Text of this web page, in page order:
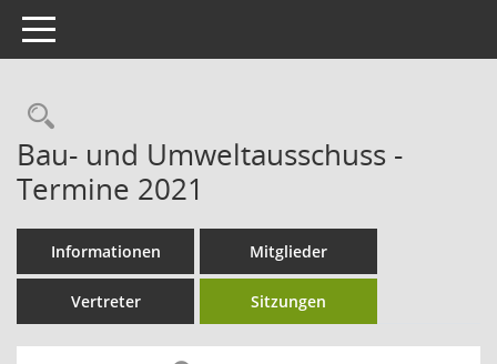
Toggle navigation
Rechercheauswahl
Bau- und Umweltausschuss -
Termine 2021
Informationen Mitglieder
Vertreter Sitzungen